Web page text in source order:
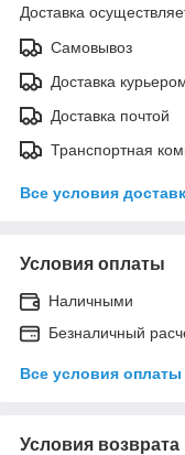
Доставка
Самовывоз
Доставка
Доставка почтой
Транспортная
Все условия
Условия оплаты
Наличными
Безналичный
Все условия оплаты
Условия возврата